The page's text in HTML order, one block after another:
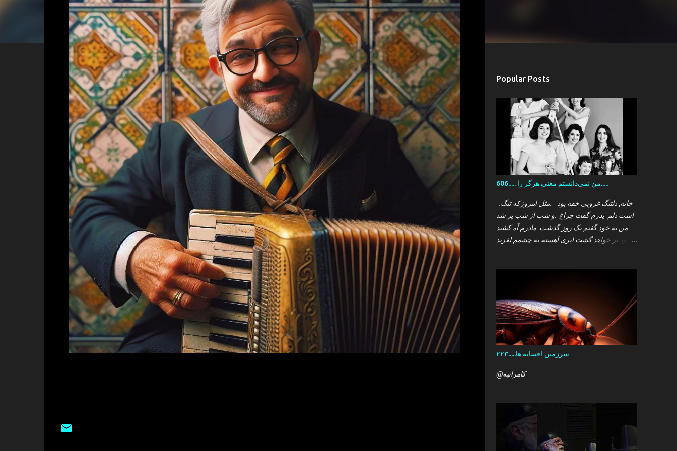
Popular Posts
606..... من نمی‌دانستم معنی هرگز را.....
.خانه, دلتنگ غروبی خفه بود .مثل امروزکه تنگ
است دلم پدرم گفت چراغ .و شب از شب پر شد
من به خود گفتم یک روز گذشت مادرم آه کشید
.زود بر خواهد گشت ابری آهسته به چشمم لغزید
سرزمین افسانه ها.....۲۲۳
@کامرانیه